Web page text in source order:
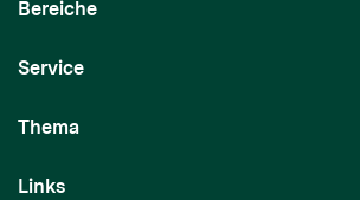
Bereiche
Service
Thema
Links